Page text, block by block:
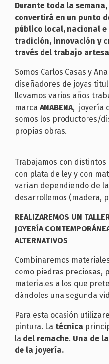
Durante toda la
convertirá en un punto
público local, nacional
tradición, innovación y
través del trabajo
Somos Carlos Casas y
diseñadores de joyas
llevamos varios años
marca ANABENA, joyería
somos los productores/
propias obras.
Trabajamos con distintos
con plata de ley y con
varían dependiendo de
desarrollemos (madera,
REALIZAREMOS UN
JOYERÍA
ALTERNATIVOS
Combinaremos
como piedras preciosas,
materiales a los que
dándoles una segunda
Para esta ocasión
pintura. La técnica
la del remache. Una de
de la joyería.